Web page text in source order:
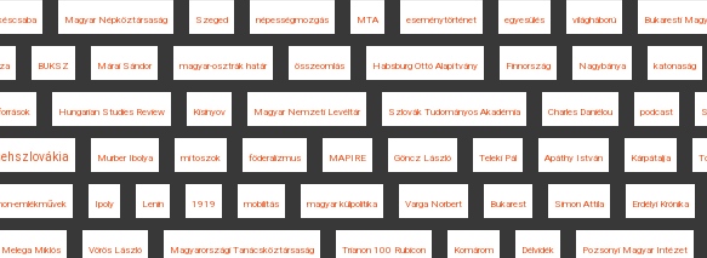
Magyar Népköztársaság Szeged népességmozgás MTA eseménytörténet egyesülés világháború Bukaresti
BUKSZ Márai Sándor magyar-osztrák határ összeomlás Habsburg Ottó Alapítvány Finnország Nagybánya katonaság
Hungarian Studies Review Kisinyov Magyar Nemzeti Levéltár Szlovák Tudományos Akadémia Charles Daniélou podcast
Murber Ibolya mítoszok föderalizmus MAPIRE Göncz László Teleki Pál Apáthy István Kárpátalja
emlékművek Ipoly Lenin 1919 mobilitás magyar külpolitika Varga Norbert Bukarest Simon Attila Erdélyi Krónika
Melega Miklós Vörös László Magyarországi Tanácsköztársaság Trianon 100 Rubicon Komárom Délvidék Pozsonyi Magyar Intézet